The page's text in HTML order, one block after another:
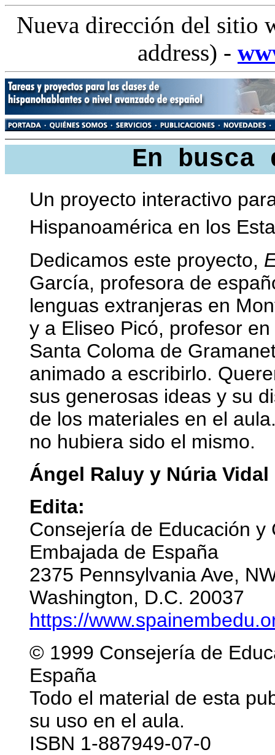
Nueva dirección del sitio
address) -
En
Un proyecto interactivo
Hispanoamérica en los
Dedicamos este proyecto,
García, profesora de
lenguas extranjeras en
y a Eliseo Picó, profesor
Santa Coloma de
animado a escribirlo.
sus generosas ideas y su
de los materiales en el
no hubiera sido el mismo.
Ángel Raluy y Núria Vidal
Edita:
Consejería de Educación y
Embajada de España
2375 Pennsylvania Ave,
Washington, D.C. 20037
https://
© 1999 Consejería de
España
Todo el material de esta
su uso en el aula.
ISBN 1-887949-07-0